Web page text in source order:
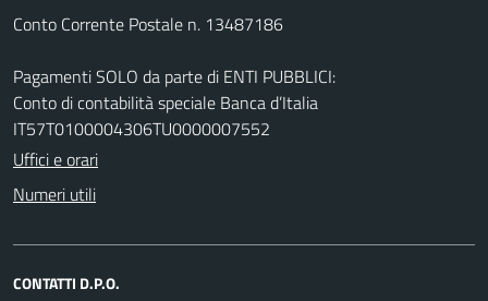
Conto Corrente Postale n. 13487186
Pagamenti SOLO da parte di ENTI PUBBLICI:
Conto di contabilità speciale Banca d’Italia
IT57T0100004306TU0000007552
Uffici e orari
Numeri utili
CONTATTI D.P.O.